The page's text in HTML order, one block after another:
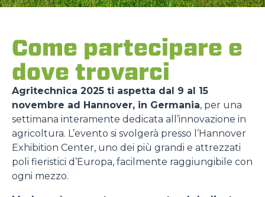
Come partecipare e
dove trovarci
Agritechnica 2025 ti aspetta dal 9 al 15
novembre ad Hannover, in Germania, per una
settimana interamente dedicata all’innovazione in
agricoltura. L’evento si svolgerà presso l’Hannover
Exhibition Center, uno dei più grandi e attrezzati
poli fieristici d’Europa, facilmente raggiungibile con
ogni mezzo.